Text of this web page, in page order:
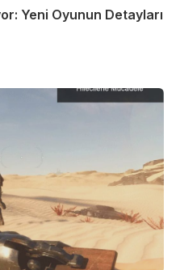
Yeni Oyunun Detayları